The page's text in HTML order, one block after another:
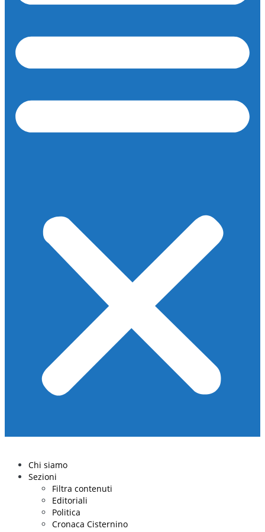
Chi siamo
Sezioni
Filtra contenuti
Editoriali
Politica
Cronaca Cisternino